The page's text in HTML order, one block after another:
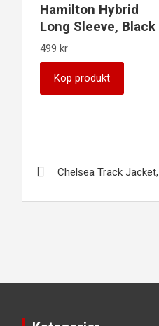
Hamilton Hybrid
Long Sleeve, Black
499 kr
Köp produkt
Chelsea Track